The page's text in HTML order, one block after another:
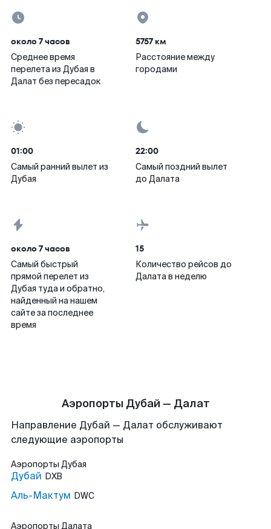
около 7 часов
Среднее время
перелета из Дубая в
Далат без пересадок
5757 км
Расстояние между
городами
01:00
Самый ранний вылет из
Дубая
22:00
Самый поздний вылет
до Далата
около 7 часов
Самый быстрый
прямой перелет из
Дубая туда и обратно,
найденный на нашем
сайте за последнее
время
15
Количество рейсов до
Далата в неделю
Аэропорты Дубай — Далат
Направление Дубай — Далат обслуживают
следующие аэропорты
Аэропорты Дубая
Дубай DXB
Аль-Мактум DWC
Аэропорты Далата